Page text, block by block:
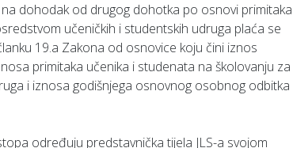
dohodak od drugog dohotka po osnovi primitaka
učeničkih i studentskih udruga plaća se
19.a Zakona od osnovice koju čini iznos
primitaka učenika i studenata na školovanju za
i iznosa godišnjega osnovnog osobnog odbitka
određuju predstavnička tijela JLS-a svojom